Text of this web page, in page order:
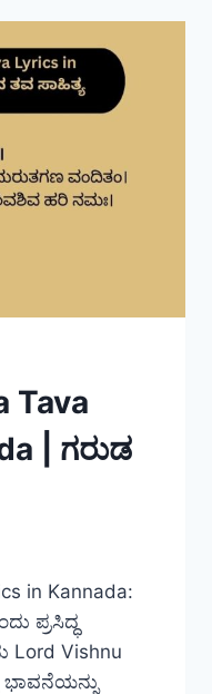
Tava
| ಗರುಡ
in Kannada:
ಪ್ರಸಿದ್ಧ
Lord Vishnu
ಭಾವನೆಯನ್ನು